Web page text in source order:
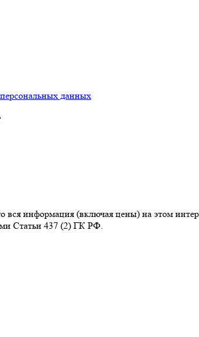
данных
информация (включая цены) на этом
Статьи 437 (2) ГК РФ.